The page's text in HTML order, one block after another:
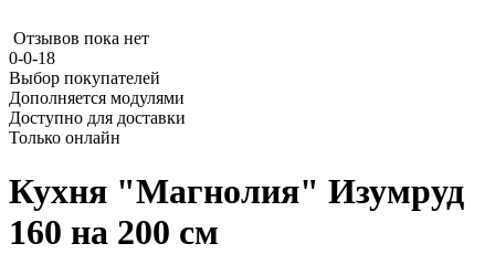
Отзывов пока нет
0-0-18
Выбор покупателей
Дополняется модулями
Доступно для доставки
Только онлайн
Кухня "Магнолия" Изумруд
160 на 200 см